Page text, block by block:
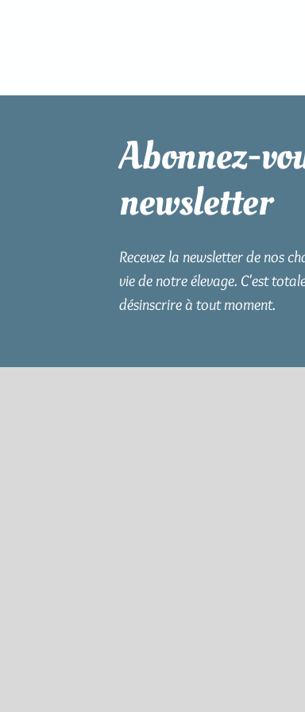
Abonnez-
newsletter
Recevez la newsletter de nos
vie de notre élevage. C'est
désinscrire à tout moment.